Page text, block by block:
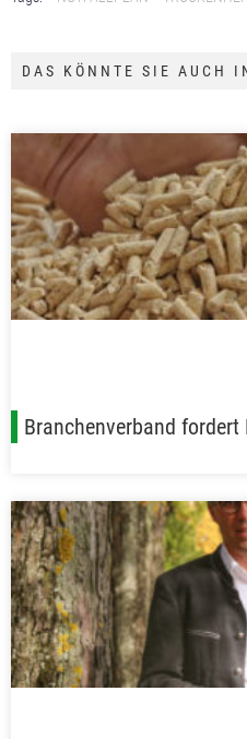
DAS KÖNNTE SIE AUCH
Branchenverband